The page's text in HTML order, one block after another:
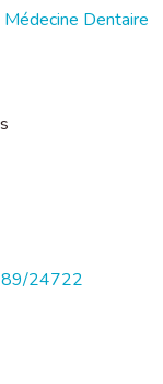
Dentaire
24722